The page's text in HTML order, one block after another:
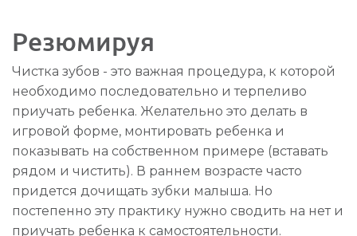
Резюмируя
Чистка зубов - это важная процедура, к которой
необходимо последовательно и терпеливо
приучать ребенка. Желательно это делать в
игровой форме, монтировать ребенка и
показывать на собственном примере (вставать
рядом и чистить). В раннем возрасте часто
придется дочищать зубки малыша. Но
постепенно эту практику нужно сводить на нет и
приучать ребенка к самостоятельности.